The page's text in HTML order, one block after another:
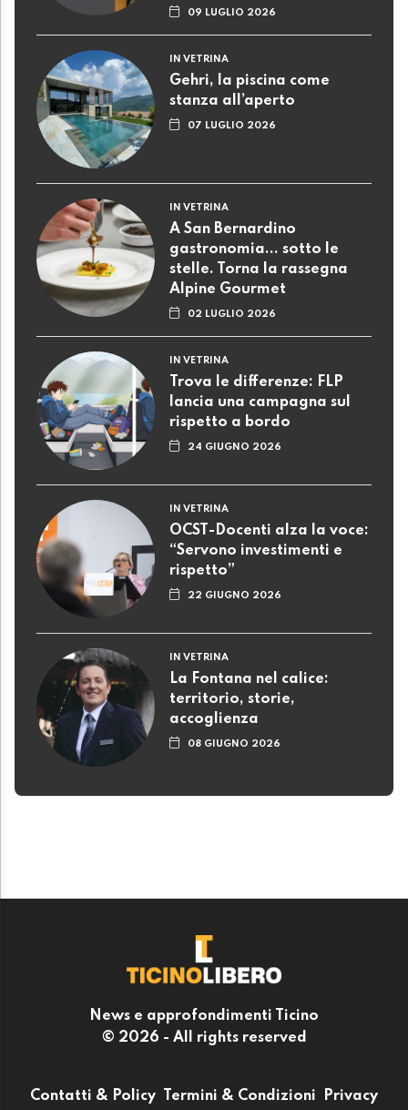
09 LUGLIO 2026
IN VETRINA
Gehri, la piscina come
stanza all’aperto
07 LUGLIO 2026
IN VETRINA
A San Bernardino
gastronomia... sotto le
stelle. Torna la rassegna
Alpine Gourmet
02 LUGLIO 2026
IN VETRINA
Trova le differenze: FLP
lancia una campagna sul
rispetto a bordo
24 GIUGNO 2026
IN VETRINA
OCST-Docenti alza la voce:
“Servono investimenti e
rispetto”
22 GIUGNO 2026
IN VETRINA
La Fontana nel calice:
territorio, storie,
accoglienza
08 GIUGNO 2026
News e approfondimenti Ticino
© 2026 - All rights reserved
Contatti & Policy Termini & Condizioni Privacy